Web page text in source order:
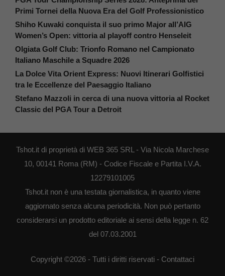
Primi Tornei della Nuova Era del Golf Professionistico
Shiho Kuwaki conquista il suo primo Major all’AIG
Women’s Open: vittoria al playoff contro Henseleit
Olgiata Golf Club: Trionfo Romano nel Campionato
Italiano Maschile a Squadre 2026
La Dolce Vita Orient Express: Nuovi Itinerari Golfistici
tra le Eccellenze del Paesaggio Italiano
Stefano Mazzoli in cerca di una nuova vittoria al Rocket
Classic del PGA Tour a Detroit
Tshot.it di proprietà di WEB 365 SRL - Via Nicola Marchese
10, 00141 Roma (RM) - Codice Fiscale e Partita I.V.A.
12279101005
Tshot.it non è una testata giornalistica, in quanto viene
aggiornato senza alcuna periodicità. Non può pertanto
considerarsi un prodotto editoriale ai sensi della legge n. 62
del 07.03.2001
Copyright ©2026 - Tutti i diritti riservati - Contattaci